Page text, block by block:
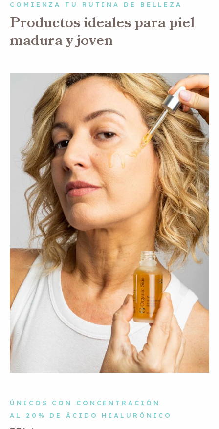
COMIENZA TU RUTINA DE BELLEZA
Productos ideales para piel
madura y joven
ÚNICOS CON CONCENTRACIÓN
AL 20% DE ÁCIDO HIALURÓNICO